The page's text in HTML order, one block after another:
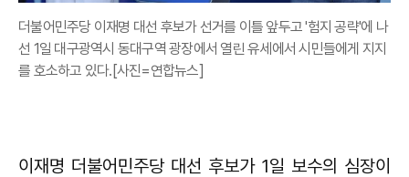
더불어민주당 이재명 대선 후보가 선거를 이틀 앞두고 '험지 공략'에 나
선 1일 대구광역시 동대구역 광장에서 열린 유세에서 시민들에게 지지
를 호소하고 있다.[사진=연합뉴스]
이재명 더불어민주당 대선 후보가 1일 보수의 심장이